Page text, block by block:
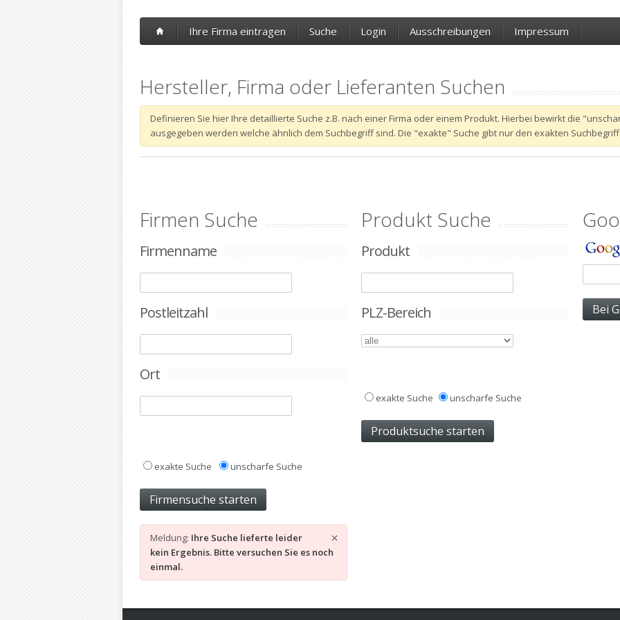
Ihre Firma eintragen Suche Login Ausschreibungen Impressum
Hersteller, Firma oder Lieferanten Suchen
Definieren Sie hier Ihre detaillierte Suche z.B. nach einer Firma oder einem Produkt. Hierbei bewirkt die
ausgegeben werden welche ähnlich dem Suchbegriff sind. Die "exakte" Suche gibt nur den exakten
Firmen Suche
Firmenname
Postleitzahl
Ort
exakte Suche unscharfe Suche
Meldung: Ihre Suche lieferte leider
kein Ergebnis. Bitte versuchen Sie es noch
einmal.
Produkt Suche
Produkt
PLZ-Bereich
exakte Suche unscharfe Suche